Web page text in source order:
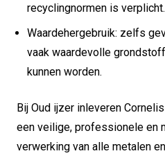
recyclingnormen is verplicht.
Waardehergebruik: zelfs
vaak waardevolle
kunnen worden.
Bij Oud ijzer inleveren
een veilige, professionele en
verwerking van alle metalen